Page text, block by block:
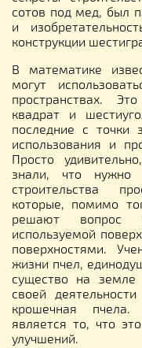
сотов под мед, был
и
конструкции
В математике
могут
пространствах.
квадрат и
последние с точки
использования и
Просто
знали, что нужно
строительства
которые, помимо
решают вопрос
используемой
поверхностями.
жизни пчел,
существо на земле
своей
крошечная
является то, что
улучшений.